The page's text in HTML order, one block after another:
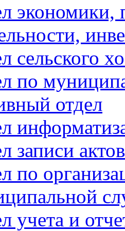
экономики,
сельского
по
отдел
записи
по
учета и